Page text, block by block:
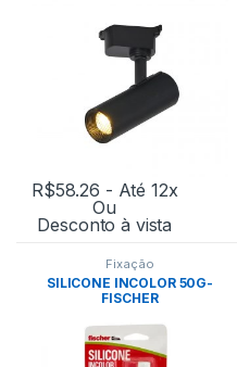
R$58.26 - Até 12x
Ou
Desconto à vista
Fixação
SILICONE INCOLOR 50G-
FISCHER